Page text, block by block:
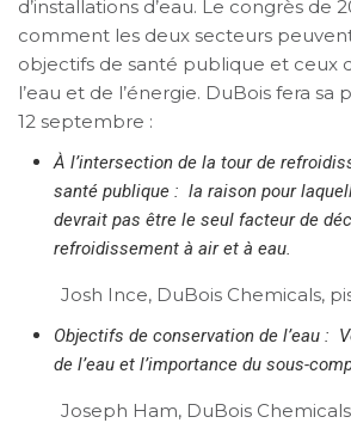
d’installations d’eau. Le congrès de
comment les deux secteurs
objectifs de santé publique et ceux
l’eau et de l’énergie. DuBois fera sa
12 septembre :
À l’intersection de la tour de
santé publique : la raison pour
devrait pas être le seul facteur de
refroidissement à air et à eau.
Josh Ince, DuBois Chemicals,
Objectifs de conservation de l’eau :
de l’eau et l’importance du sous-
Joseph Ham, DuBois Chemicals,